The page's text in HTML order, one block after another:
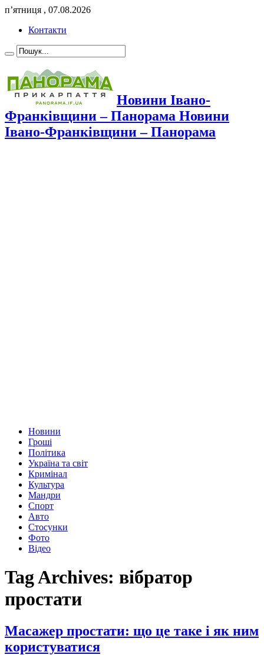
п’ятниця , 07.08.2026
Контакти
Новини Івано-
Франківщини – Панорама Новини
Івано-Франківщини – Панорама
Новини
Гроші
Політика
Україна та світ
Кримінал
Культура
Мандри
Спорт
Авто
Стосунки
Фото
Відео
Tag Archives: вібратор
простати
Масажер простати: що це таке і як ним
користуватися